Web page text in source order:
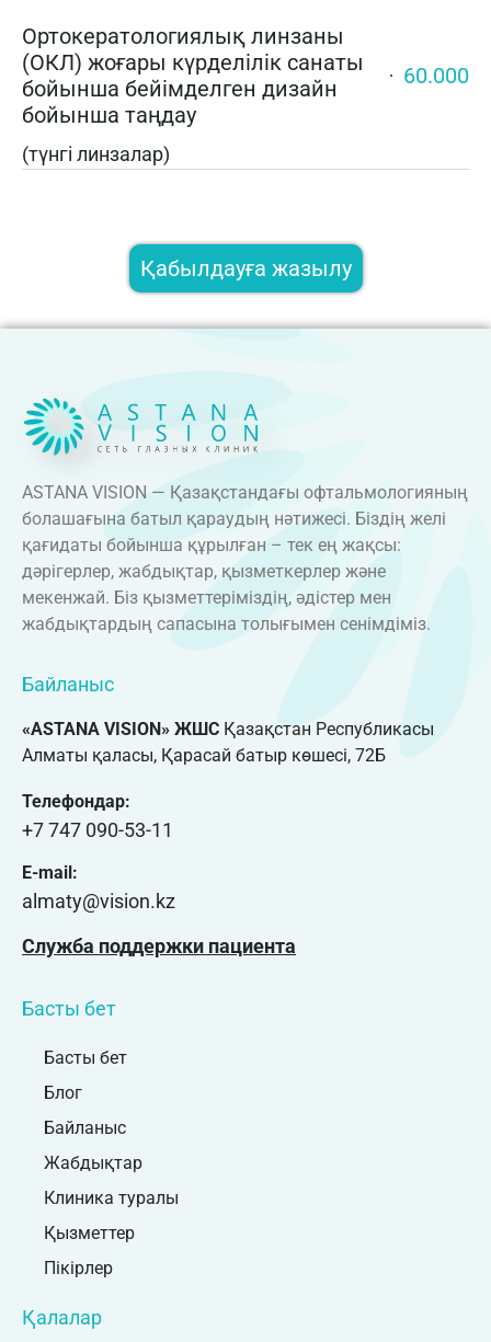
Ортокератологиялық линзаны
(ОКЛ) жоғары күрделілік санаты
бойынша бейімделген дизайн
бойынша таңдау
60.000
(түнгі линзалар)
Қабылдауға жазылу
ASTANA VISION — Қазақстандағы офтальмологияның
болашағына батыл қараудың нәтижесі. Біздің желі
қағидаты бойынша құрылған – тек ең жақсы:
дәрігерлер, жабдықтар, қызметкерлер және
мекенжай. Біз қызметтеріміздің, әдістер мен
жабдықтардың сапасына толығымен сенімдіміз.
Байланыс
«ASTANA VISION» ЖШС Қазақстан Республикасы
Алматы қаласы, Қарасай батыр көшесі, 72Б
Телефондар:
+7 747 090-53-11
E-mail:
almaty@vision.kz
Служба поддержки пациента
Басты бет
Басты бет
Блог
Байланыс
Жабдықтар
Клиника туралы
Қызметтер
Пікірлер
Қалалар